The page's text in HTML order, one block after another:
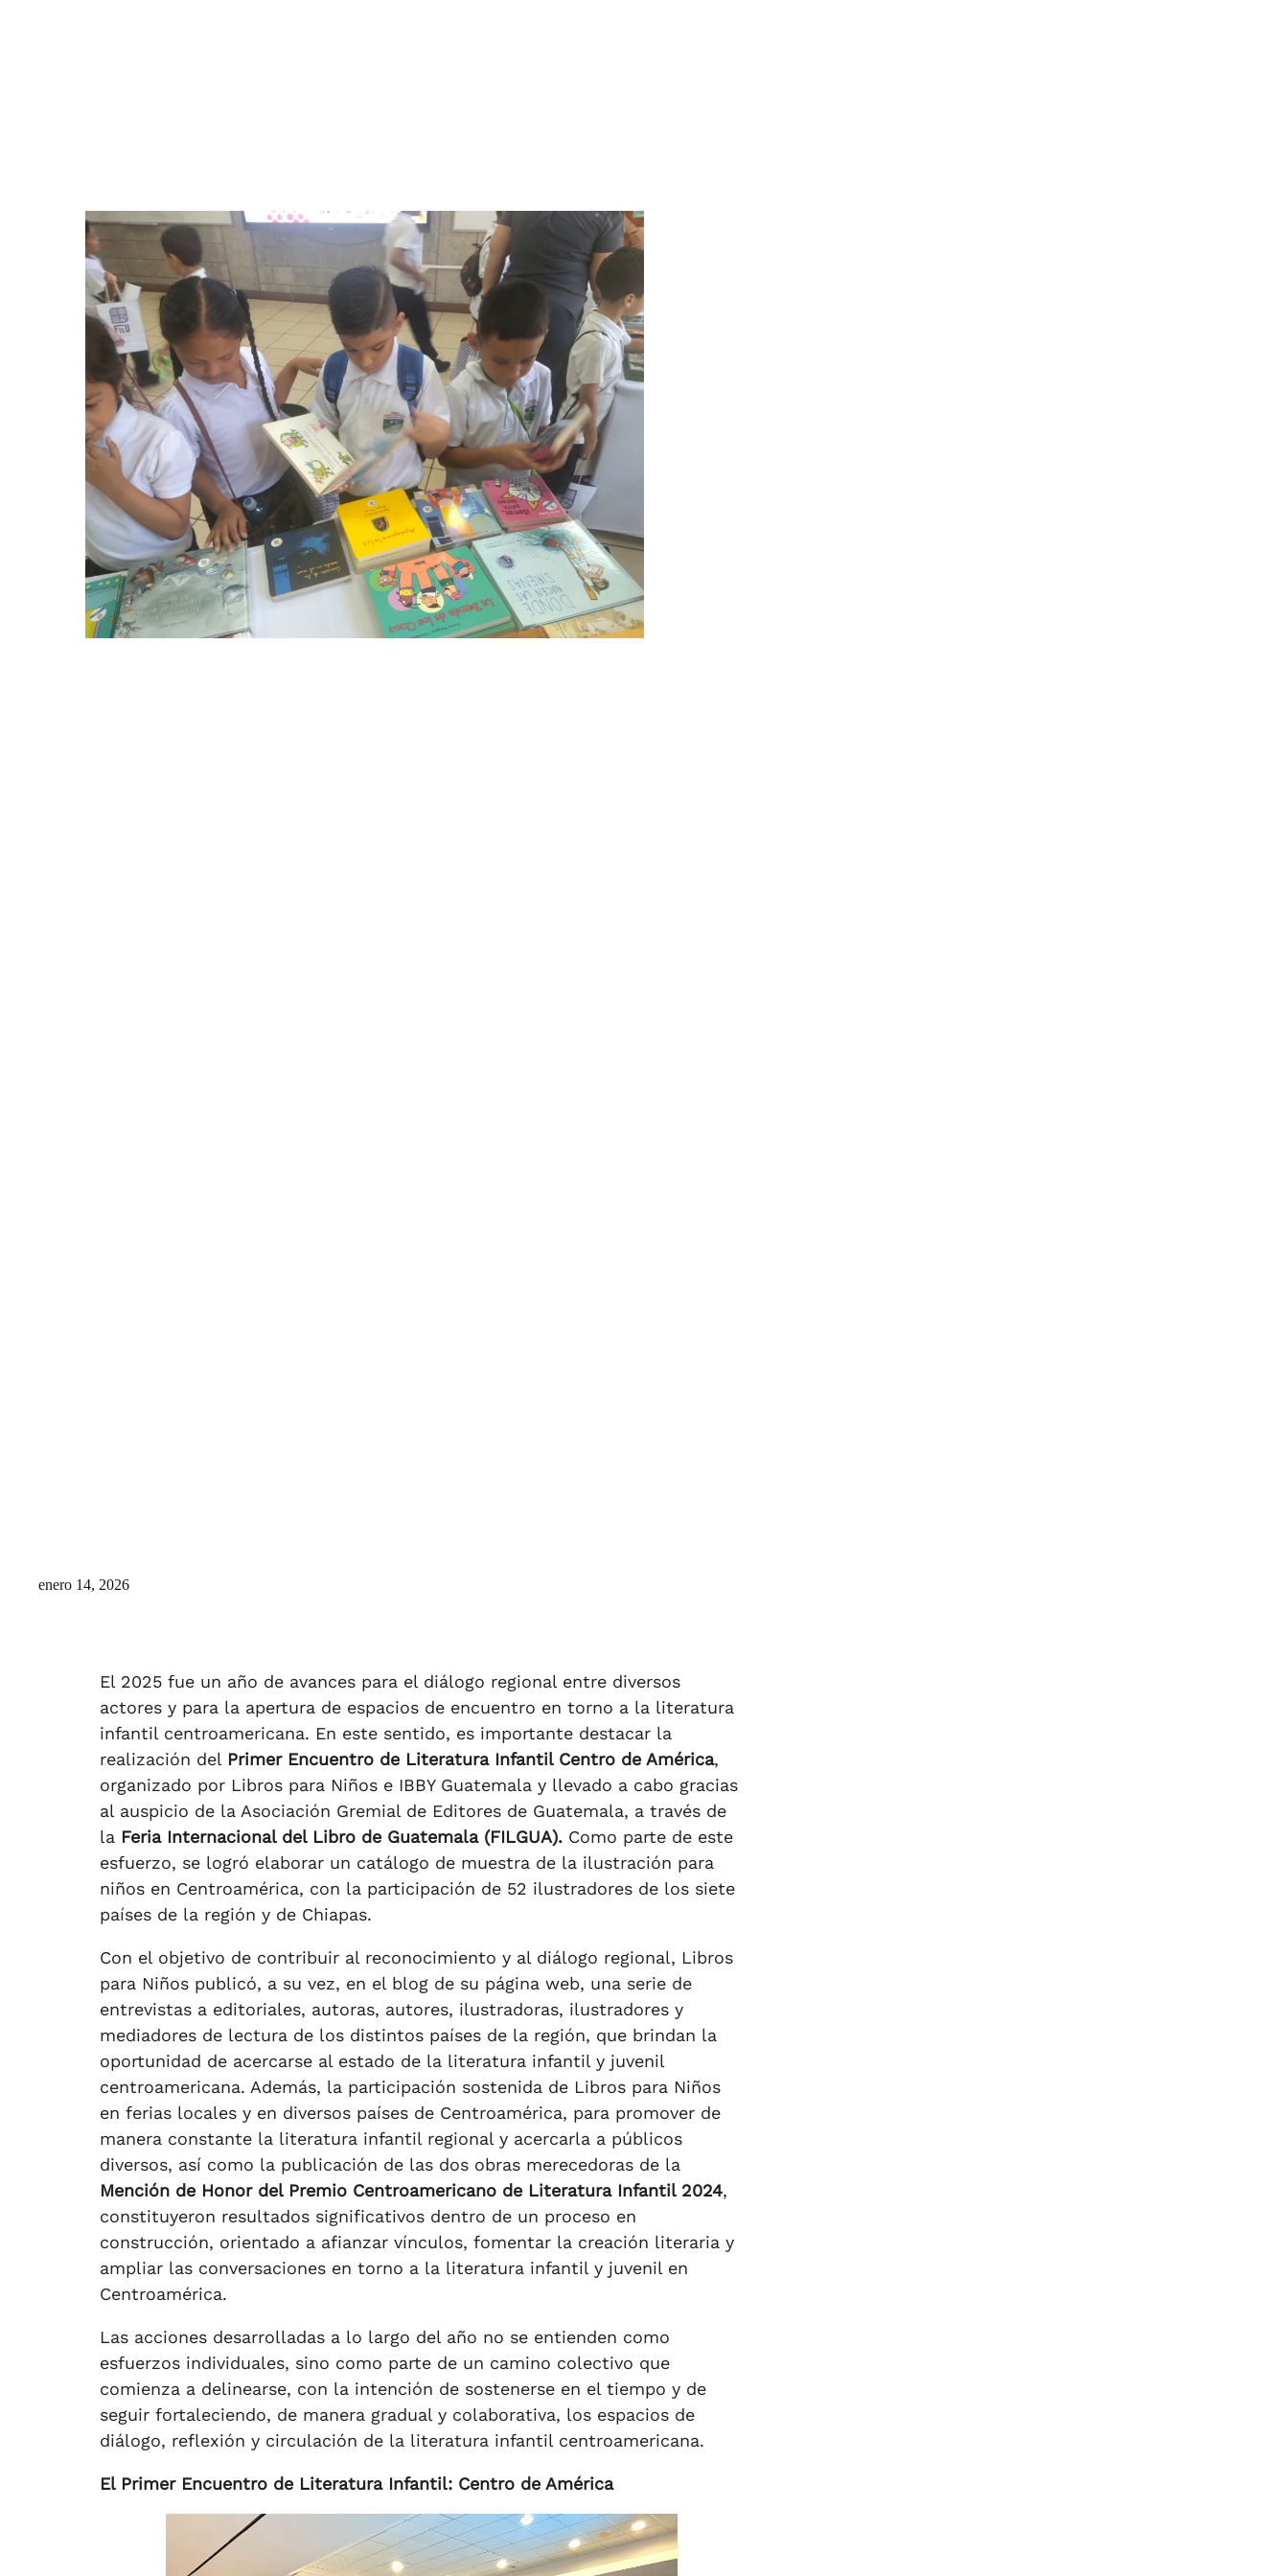
enero 14, 2026
El 2025 fue un año de avances para el diálogo regional entre diversos
actores y para la apertura de espacios de encuentro en torno a la literatura
infantil centroamericana. En este sentido, es importante destacar la
realización del Primer Encuentro de Literatura Infantil Centro de América,
organizado por Libros para Niños e IBBY Guatemala y llevado a cabo gracias
al auspicio de la Asociación Gremial de Editores de Guatemala, a través de
la Feria Internacional del Libro de Guatemala (FILGUA). Como parte de este
esfuerzo, se logró elaborar un catálogo de muestra de la ilustración para
niños en Centroamérica, con la participación de 52 ilustradores de los siete
países de la región y de Chiapas.
Con el objetivo de contribuir al reconocimiento y al diálogo regional, Libros
para Niños publicó, a su vez, en el blog de su página web, una serie de
entrevistas a editoriales, autoras, autores, ilustradoras, ilustradores y
mediadores de lectura de los distintos países de la región, que brindan la
oportunidad de acercarse al estado de la literatura infantil y juvenil
centroamericana. Además, la participación sostenida de Libros para Niños
en ferias locales y en diversos países de Centroamérica, para promover de
manera constante la literatura infantil regional y acercarla a públicos
diversos, así como la publicación de las dos obras merecedoras de la
Mención de Honor del Premio Centroamericano de Literatura Infantil 2024,
constituyeron resultados significativos dentro de un proceso en
construcción, orientado a afianzar vínculos, fomentar la creación literaria y
ampliar las conversaciones en torno a la literatura infantil y juvenil en
Centroamérica.
Las acciones desarrolladas a lo largo del año no se entienden como
esfuerzos individuales, sino como parte de un camino colectivo que
comienza a delinearse, con la intención de sostenerse en el tiempo y de
seguir fortaleciendo, de manera gradual y colaborativa, los espacios de
diálogo, reflexión y circulación de la literatura infantil centroamericana.
El Primer Encuentro de Literatura Infantil: Centro de América